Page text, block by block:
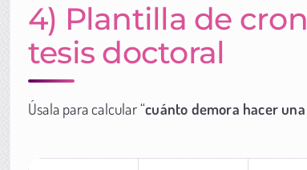
4) Plantilla de
tesis doctoral
Úsala para calcular “cuánto demora hacer